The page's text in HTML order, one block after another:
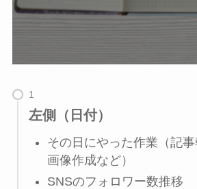
左側（日付）
その日にやった作業（記事
画像作成など）
SNSのフォロワー数推移